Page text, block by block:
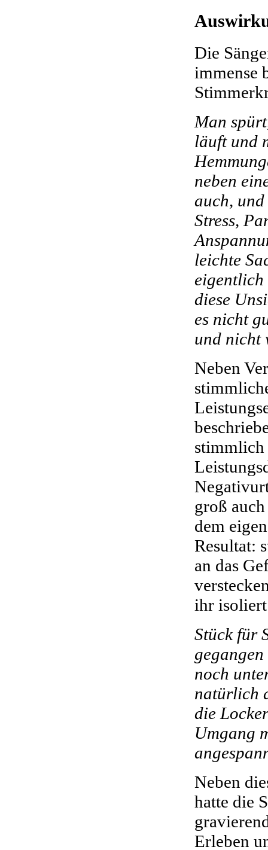
Die
immense
Man
läuft und
neben
auch,
Stress,
leichte
eigentlich
diese
es nicht
und nicht
Neben
stimmlich
groß
dem
Resultat:
an das
ihr
Stück für
noch
natürlich
die
Umgang
Neben
hatte die
Erleben